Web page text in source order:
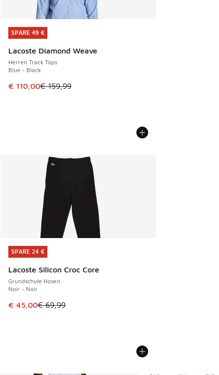
SPARE 49 €
Lacoste Diamond Weave
Herren Track Tops
Blue - Black
Dieser Artikel ist im Sale. Der Preis ist von € 159,99 auf €
€ 110,00€ 159,99
SPARE 49 €
SPARE 24 €
Lacoste Silicon Croc Core
Grundschule Hosen
Noir - Noir
Dieser Artikel ist im Sale. Der Preis ist von € 69,99 auf €
€ 45,00€ 69,99
SPARE 24 €